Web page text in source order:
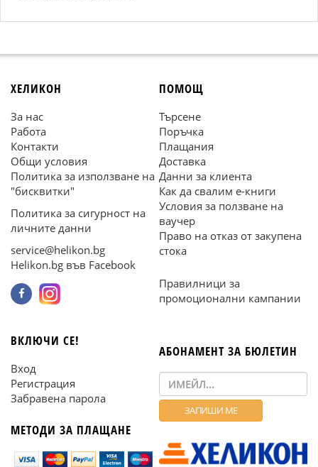
ХЕЛИКОН
За нас
Работа
Контакти
Общи условия
Политика за използване на
"бисквитки"
Политика за сигурност на
личните данни
service@helikon.bg
Helikon.bg във Facebook
ПОМОЩ
Търсене
Поръчка
Плащания
Доставка
Данни за клиента
Как да свалим е-книги
Условия за ползване на
ваучер
Право на отказ от закупена
стока
Правилници за
промоционални кампании
ВКЛЮЧИ СЕ!
Вход
Регистрация
Забравена парола
МЕТОДИ ЗА ПЛАЩАНЕ
АБОНАМЕНТ ЗА БЮЛЕТИН